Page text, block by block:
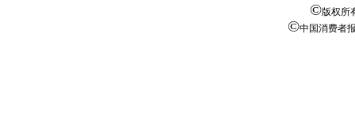
©版权所
©中国消费者